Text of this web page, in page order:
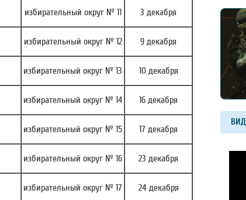
избирательный округ № 11 3 декабря
избирательный округ № 12 9 декабря
избирательный округ № 13 10 декабря
избирательный округ № 14 16 декабря
избирательный округ № 15 17 декабря
избирательный округ № 16 23 декабря
избирательный округ № 17 24 декабря